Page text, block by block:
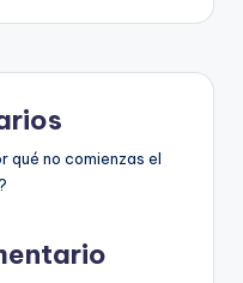
qué no comienzas el